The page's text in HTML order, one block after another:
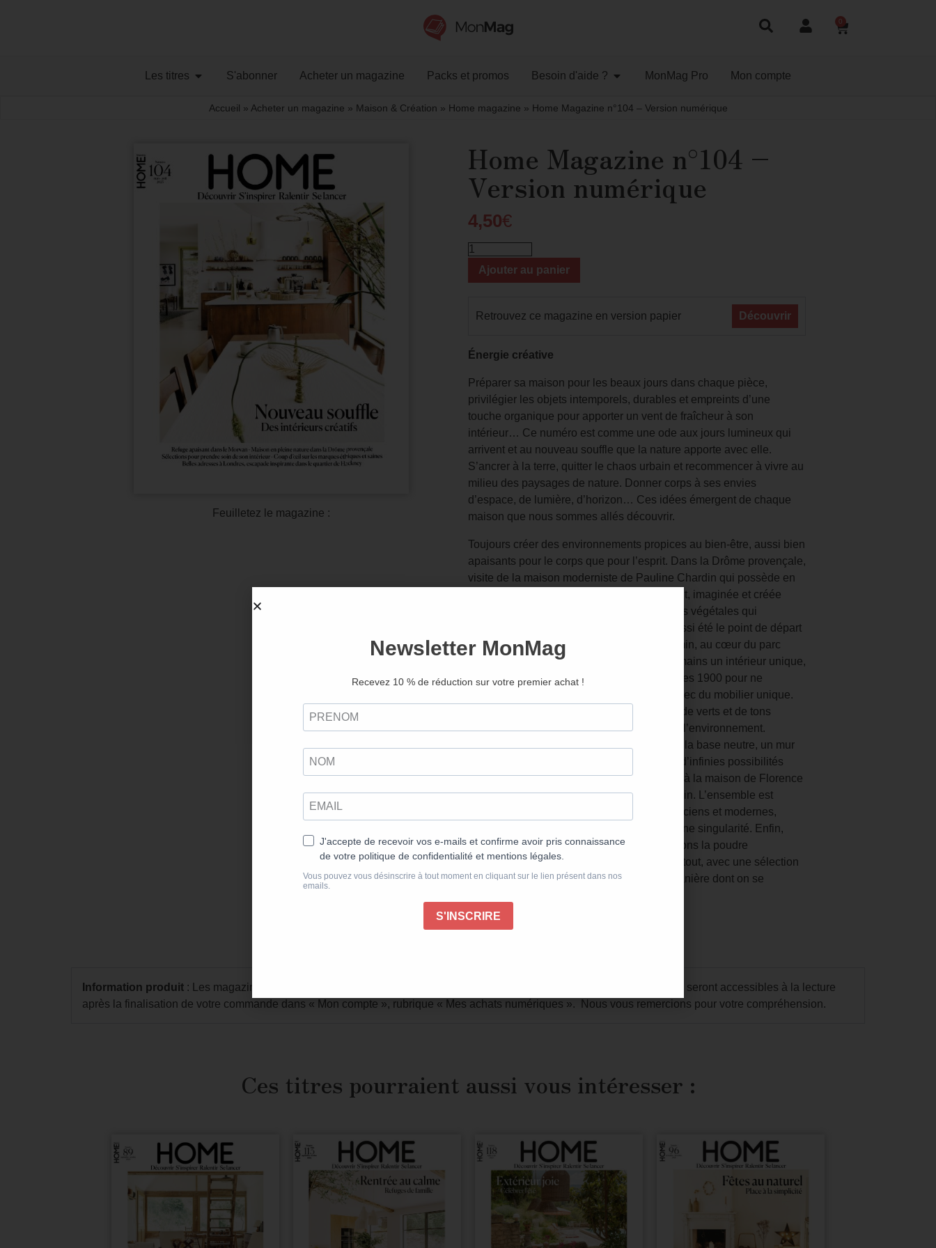
0
Les titres S'abonner Acheter un magazine Packs et promos Besoin d'aide ? MonMag Pro Mon compte
Accueil » Acheter un magazine » Maison & Création » Home magazine » Home Magazine n°104 – Version numérique
Feuilletez le magazine :
Home Magazine n°104 –
Version numérique
4,50€
Ajouter au panier
Retrouvez ce magazine en version papier Découvrir
Énergie créative
Préparer sa maison pour les beaux jours dans chaque pièce,
privilégier les objets intemporels, durables et empreints d’une
touche organique pour apporter un vent de fraîcheur à son
intérieur… Ce numéro est comme une ode aux jours lumineux qui
arrivent et au nouveau souffle que la nature apporte avec elle.
S’ancrer à la terre, quitter le chaos urbain et recommencer à vivre au
milieu des paysages de nature. Donner corps à ses envies
d’espace, de lumière, d’horizon… Ces idées émergent de chaque
maison que nous sommes allés découvrir.
Toujours créer des environnements propices au bien-être, aussi bien
apaisants pour le corps que pour l’esprit. Dans la Drôme provençale,
visite de la maison moderniste de Pauline Chardin qui possède en
elle le meilleur des dépaysements qui soient, imaginée et créée
pour qu’elle soit au plus proche des espèces végétales qui
l’entourent. Cette nature omniprésente a aussi été le point de départ
du projet de Cécile Misc et son mari Benjamin, au cœur du parc
naturel du Morvan, où ils ont créé à quatre mains un intérieur unique,
repensant l’existant d’une maison des années 1900 pour ne
conserver que l’essentiel en le sublimant avec du mobilier unique.
Côté couleurs, une palette qui se compose de verts et de tons
naturels, pour s’accorder parfaitement avec l’environnement.
Choyée par tous les propriétaires des lieux, la base neutre, un mur
blanc par exemple, reste le point de départ d’infinies possibilités
créatives. Au Luxembourg, le blanc apporte à la maison de Florence
la lumière et le calme dont sa famille a besoin. L’ensemble est
ensuite réchauffé par un mix de meubles anciens et modernes,
accompagné d’objets qui ont une histoire, une singularité. Enfin,
pour ce premier numéro de printemps, prenons la poudre
d’escampette et posons nos valises loin de tout, avec une sélection
d’adresses pour s’offrir une échappée printanière dont on se
Publié le 24/02/2023
Information produit : Les magazines numériques ne sont ni imprimables ni téléchargeables pour des raisons de droits. Ils seront accessibles à la lecture
après la finalisation de votre commande dans « Mon compte », rubrique « Mes achats numériques ». Nous vous remercions pour votre compréhension.
Ces titres pourraient aussi vous intéresser :